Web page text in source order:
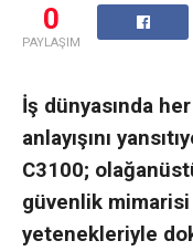
0
PAYLAŞIM
İş dünyasında
anlayışını
C3100;
güvenlik
yetenekleriyle